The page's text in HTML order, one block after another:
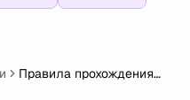
Правила прохождения